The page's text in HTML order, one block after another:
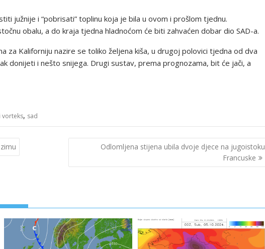
južnije i “pobrisati” toplinu koja je bila u ovom i prošlom tjednu.
obalu, a do kraja tjedna hladnoćom će biti zahvaćen dobar dio SAD-a.
za Kaliforniju nazire se toliko željena kiša, u drugoj polovici tjedna od dva
donijeti i nešto snijega. Drugi sustav, prema prognozama, bit će jači, a
vorteks, sad
Odlomljena stijena ubila dvoje djece na jugoistoku
Francuske